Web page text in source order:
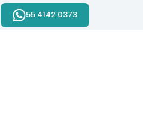
55 4142 0373